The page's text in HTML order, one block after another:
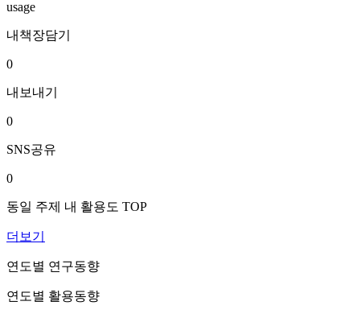
usage
내책장담기
0
내보내기
0
SNS공유
0
동일 주제 내 활용도 TOP
더보기
연도별 연구동향
연도별 활용동향